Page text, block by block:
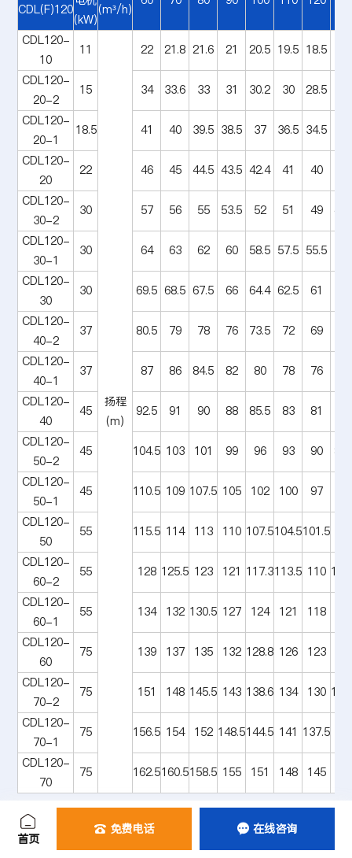
CDL(F)120
(kW)
(m³/h)
CDL120-
10
11
扬程
(m)
22 21.8 21.6 21 20.5 19.5 18.5
CDL120-
20-2
15 34 33.6 33 31 30.2 30 28.5
CDL120-
20-1
18.5 41 40 39.5 38.5 37 36.5 34.5
CDL120-
20
22 46 45 44.5 43.5 42.4 41 40
CDL120-
30-2
30 57 56 55 53.5 52 51 49
CDL120-
30-1
30 64 63 62 60 58.5 57.5 55.5
CDL120-
30
30 69.5 68.5 67.5 66 64.4 62.5 61
CDL120-
40-2
37 80.5 79 78 76 73.5 72 69
CDL120-
40-1
37 87 86 84.5 82 80 78 76
CDL120-
40
45 92.5 91 90 88 85.5 83 81
CDL120-
50-2
45 104.5 103 101 99 96 93 90
CDL120-
50-1
45 110.5 109 107.5 105 102 100 97
CDL120-
50
55 115.5 114 113 110 107.5104.5101.5
CDL120-
60-2
55 128 125.5 123 121 117.3113.5 110
CDL120-
60-1
55 134 132 130.5 127 124 121 118
CDL120-
60
75 139 137 135 132 128.8 126 123
CDL120-
70-2
75 151 148 145.5 143 138.6 134 130
CDL120-
70-1
75 156.5 154 152 148.5144.5 141 137.5
CDL120-
70
75 162.5160.5158.5 155 151 148 145
型号 流量
首页
 免费电话  在线咨询